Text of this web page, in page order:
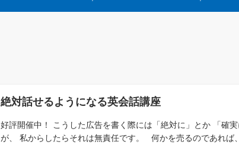
絶対話せるようになる英会話講座
好評開催中！ こうした広告を書く際には「絶対に」とか 「確
が、 私からしたらそれは無責任です。 何かを売るのであれば